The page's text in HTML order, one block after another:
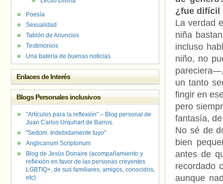
¿fue difícil
La verdad
niña
incluso
niño, no
un tanto
fingir en
pero
fantasía,
No sé de
bien
antes de
recordado
aunque
Poesía
Sexualidad
Tablón de Anuncios
Testimonios
Una batería de buenas noticias
Enlaces de Interés
Blogs Personales inclusivos
"Artículos para la reflexión" – Blog personal de
Juan Carlos Urquhart de Barros.
"Sedom. Indebidamente tuyo"
Anglicanum Scriptorium
Blog de Jesús Donaire (acompañamiento y
reflexión en favor de las personas creyentes
LGBTIQ+, de sus familiares, amigos, conocidos,
etc)